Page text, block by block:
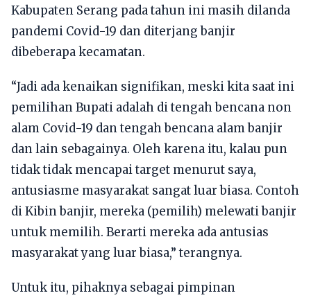
Kabupaten Serang pada tahun ini masih dilanda
pandemi Covid-19 dan diterjang banjir
dibeberapa kecamatan.
“Jadi ada kenaikan signifikan, meski kita saat ini
pemilihan Bupati adalah di tengah bencana non
alam Covid-19 dan tengah bencana alam banjir
dan lain sebagainya. Oleh karena itu, kalau pun
tidak tidak mencapai target menurut saya,
antusiasme masyarakat sangat luar biasa. Contoh
di Kibin banjir, mereka (pemilih) melewati banjir
untuk memilih. Berarti mereka ada antusias
masyarakat yang luar biasa,” terangnya.
Untuk itu, pihaknya sebagai pimpinan